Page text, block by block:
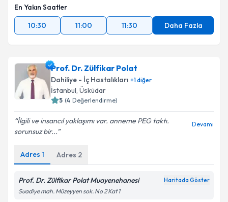
En Yakın Saatler
10:30
11:00 11:30 Daha Fazla
Prof. Dr. Zülfikar Polat
Dahiliye - İç Hastalıkları +1diğer
İstanbul, Üsküdar
5 (4 Değerlendirme)
İlgili ve insancıl yaklaşımı var. anneme PEG taktı.
sorunsuz bir...
Devamı
Adres 1 Adres 2
Prof. Dr. Zülfikar Polat Muayenehanesi Haritada Göster
Suadiye mah. Müzeyyen sok. No 2 Kat 1